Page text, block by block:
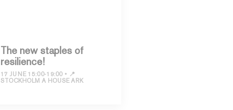
The new staples of
resilience!
17 JUNE 15:00-19:00
📍
STOCKHOLM A HOUSE ARK